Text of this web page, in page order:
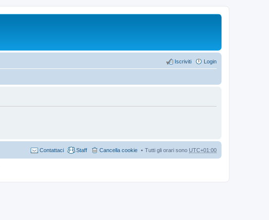
Login
Iscriviti
Tutti gli orari sono UTC+01:00
Cancella cookie
Staff
Contattaci